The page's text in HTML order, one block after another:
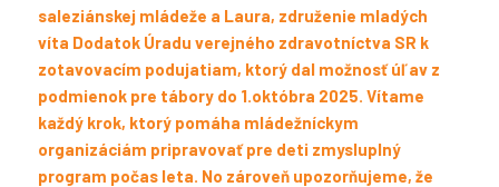
saleziánskej mládeže a Laura, združenie mladých
víta Dodatok Úradu verejného zdravotníctva SR k
zotavovacím podujatiam, ktorý dal možnosť úľav z
podmienok pre tábory do 1.októbra 2025. Vítame
každý krok, ktorý pomáha mládežníckym
organizáciám pripravovať pre deti zmysluplný
program počas leta. No zároveň upozorňujeme, že